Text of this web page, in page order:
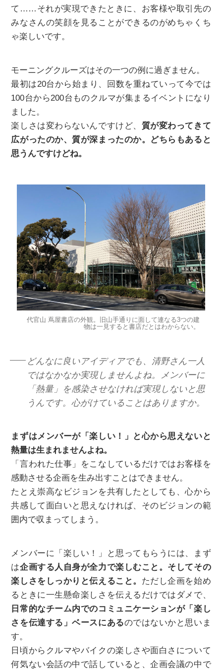
て……それが実現できたときに、お客様や取引先の
みなさんの笑顔を見ることができるのがめちゃくち
ゃ楽しいです。
モーニングクルーズはその一つの例に過ぎません。
最初は20台から始まり、回数を重ねていって今では
100台から200台ものクルマが集まるイベントになり
ました。
楽しさは変わらないんですけど、 質が変わってきて
広がったのか、質が深まったのか。どちらもあると
思うんですけどね。
代官山 蔦屋書店の外観。旧山手通りに面して連なる3つの建
物は一見すると書店だとはわからない。
どんなに良いアイディアでも、清野さん一人
ではなかなか実現しませんよね。メンバーに
「熱量」を感染させなければ実現しないと思
うんです。心がけていることはありますか。
まずはメンバーが「楽しい！」と心から思えないと
熱量は生まれませんよね。
「言われた仕事」をこなしているだけではお客様を
感動させる企画を生み出すことはできません。
たとえ崇高なビジョンを共有したとしても、心から
共感して面白いと思えなければ、そのビジョンの範
囲内で収まってしまう。
メンバーに「楽しい！」と思ってもらうには、まず
は企画する人自身が全力で楽しむこと。そしてその
楽しさをしっかりと伝えること。 ただし企画を始め
るときに一生懸命楽しさを伝えるだけではダメで、
日常的なチーム内でのコミュニケーションが「楽し
さを伝達する」ベースにあるのではないかと思いま
す。
日頃からクルマやバイクの楽しさや面白さについて
何気ない会話の中で話していると、企画会議の中で